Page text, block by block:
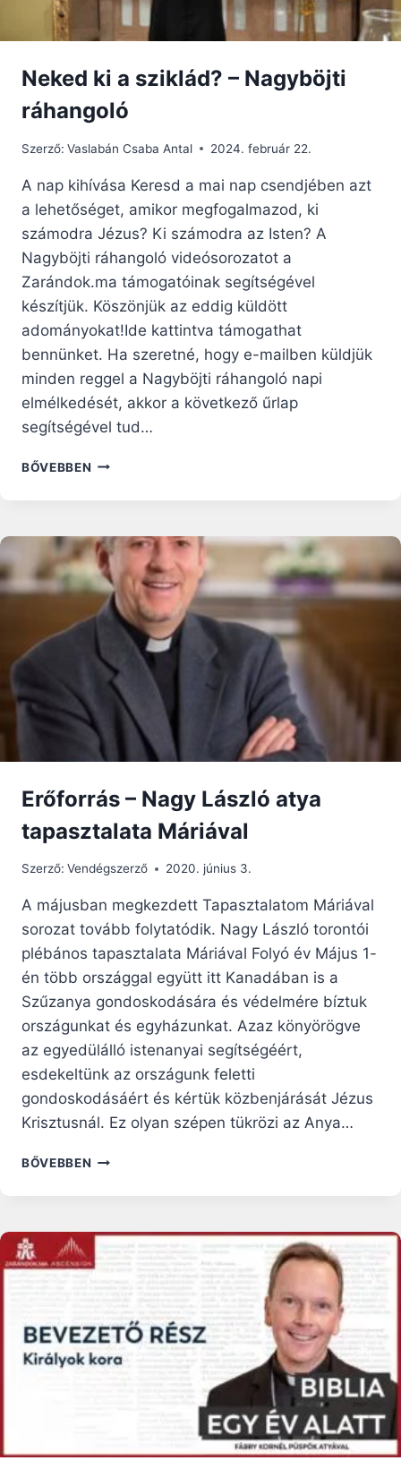
Neked ki a sziklád? – Nagyböjti
ráhangoló
Szerző: Vaslabán Csaba Antal 2024. február 22.
A nap kihívása Keresd a mai nap csendjében azt
a lehetőséget, amikor megfogalmazod, ki
számodra Jézus? Ki számodra az Isten? A
Nagyböjti ráhangoló videósorozatot a
Zarándok.ma támogatóinak segítségével
készítjük. Köszönjük az eddig küldött
adományokat!Ide kattintva támogathat
bennünket. Ha szeretné, hogy e-mailben küldjük
minden reggel a Nagyböjti ráhangoló napi
elmélkedését, akkor a következő űrlap
segítségével tud…
BŐVEBBEN NEKED
–
NAGYBÖJTI
RÁHANGOLÓ
Erőforrás – Nagy László atya
tapasztalata Máriával
Szerző: Vendégszerző 2020. június 3.
A májusban megkezdett Tapasztalatom Máriával
sorozat tovább folytatódik. Nagy László torontói
plébános tapasztalata Máriával Folyó év Május 1-
én több országgal együtt itt Kanadában is a
Szűzanya gondoskodására és védelmére bíztuk
országunkat és egyházunkat. Azaz könyörögve
az egyedülálló istenanyai segítségéért,
esdekeltünk az országunk feletti
gondoskodásáért és kértük közbenjárását Jézus
Krisztusnál. Ez olyan szépen tükrözi az Anya…
BŐVEBBEN ERŐFORRÁS
ATYA
TAPASZTALATA
MÁRIÁVAL